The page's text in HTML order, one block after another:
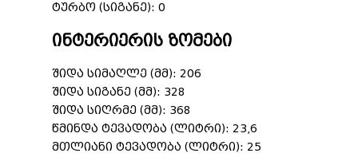
ტურბო (სიგანე): 0
ინტერიერის ზომები
შიდა სიმაღლე (მმ): 206
შიდა სიგანე (მმ): 328
შიდა სიღრმე (მმ): 368
წმინდა ტევადობა (ლიტრი): 23,6
მთლიანი ტევადობა (ლიტრი): 25